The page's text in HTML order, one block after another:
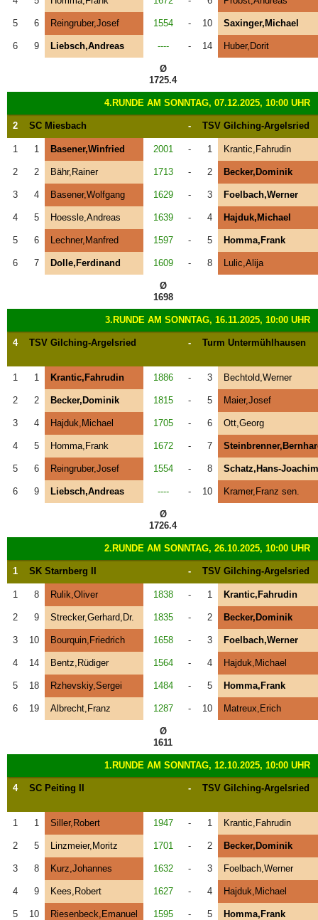
5 6 Reingruber,Josef 1554 - 10 Saxinger,Michael
6 9 Liebsch,Andreas ---- - 14 Huber,Dorit
Ø
1725.4
4.RUNDE AM SONNTAG, 07.12.2025, 10:00 UHR
2 SC Miesbach - TSV Gilching-Argelsried
1 1 Basener,Winfried 2001 - 1 Krantic,Fahrudin
2 2 Bähr,Rainer 1713 - 2 Becker,Dominik
3 4 Basener,Wolfgang 1629 - 3 Foelbach,Werner
4 5 Hoessle,Andreas 1639 - 4 Hajduk,Michael
5 6 Lechner,Manfred 1597 - 5 Homma,Frank
6 7 Dolle,Ferdinand 1609 - 8 Lulic,Alija
Ø
1698
3.RUNDE AM SONNTAG, 16.11.2025, 10:00 UHR
4 TSV Gilching-Argelsried - Turm Untermühlhausen
1 1 Krantic,Fahrudin 1886 - 3 Bechtold,Werner
2 2 Becker,Dominik 1815 - 5 Maier,Josef
3 4 Hajduk,Michael 1705 - 6 Ott,Georg
4 5 Homma,Frank 1672 - 7
5 6 Reingruber,Josef 1554 - 8 Schatz,Hans-Joachim
6 9 Liebsch,Andreas ---- - 10 Kramer,Franz sen.
Ø
1726.4
2.RUNDE AM SONNTAG, 26.10.2025, 10:00 UHR
1 SK Starnberg II - TSV Gilching-Argelsried
1 8 Rulik,Oliver 1838 - 1 Krantic,Fahrudin
2 9 Strecker,Gerhard,Dr. 1835 - 2 Becker,Dominik
3 10 Bourquin,Friedrich 1658 - 3 Foelbach,Werner
4 14 Bentz,Rüdiger 1564 - 4 Hajduk,Michael
5 18 Rzhevskiy,Sergei 1484 - 5 Homma,Frank
6 19 Albrecht,Franz 1287 - 10 Matreux,Erich
Ø
1611
1.RUNDE AM SONNTAG, 12.10.2025, 10:00 UHR
4 SC Peiting II - TSV Gilching-Argelsried
1 1 Siller,Robert 1947 - 1 Krantic,Fahrudin
2 5 Linzmeier,Moritz 1701 - 2 Becker,Dominik
3 8 Kurz,Johannes 1632 - 3 Foelbach,Werner
4 9 Kees,Robert 1627 - 4 Hajduk,Michael
5 10 Riesenbeck,Emanuel 1595 - 5 Homma,Frank